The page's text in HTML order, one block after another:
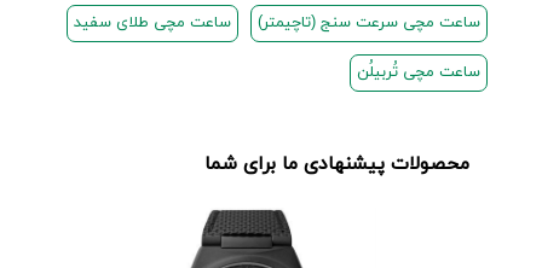
ساعت مچی سرعت سنج (تاچیمتر) ساعت مچی طلای سفید
ساعت مچی تُربیلُن
محصولات پیشنهادی ما برای شما